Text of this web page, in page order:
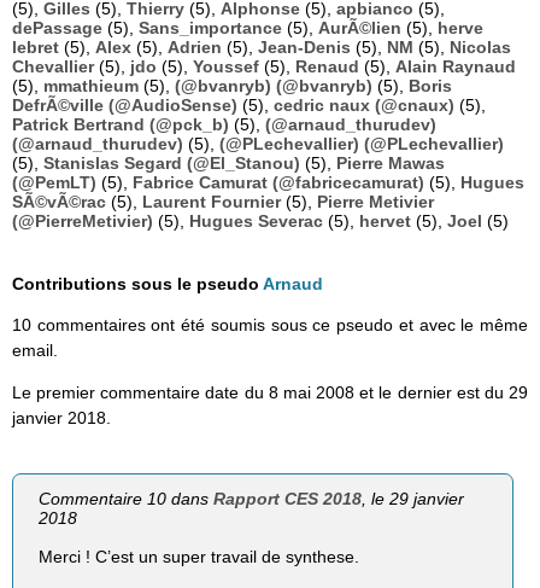
(5), Gilles (5), Thierry (5), Alphonse (5), apbianco (5),
dePassage (5), Sans_importance (5), AurÃ©lien (5), herve
lebret (5), Alex (5), Adrien (5), Jean-Denis (5), NM (5), Nicolas
Chevallier(5), jdo (5), Youssef (5), Renaud (5), Alain Raynaud
(5), mmathieum (5), (@bvanryb) (@bvanryb) (5), Boris
DefrÃ©ville (@AudioSense) (5), cedric naux (@cnaux) (5),
Patrick Bertrand (@pck_b) (5), (@arnaud_thurudev)
(@arnaud_thurudev) (5), (@PLechevallier) (@PLechevallier)
(5), Stanislas Segard (@El_Stanou) (5), Pierre Mawas
(@PemLT) (5), Fabrice Camurat (@fabricecamurat) (5), Hugues
SÃ©vÃ©rac (5), Laurent Fournier(5), Pierre Metivier
(@PierreMetivier) (5), Hugues Severac (5), hervet (5), Joel (5)
Contributions sous le pseudo Arnaud
10 commentaires ont été soumis sous ce pseudo et avec le même
email.
Le premier commentaire date du 8 mai 2008 et le dernier est du 29
janvier 2018.
Commentaire 10 dansRapport CES 2018, le 29 janvier
2018
Merci ! C’est un super travail de synthese.